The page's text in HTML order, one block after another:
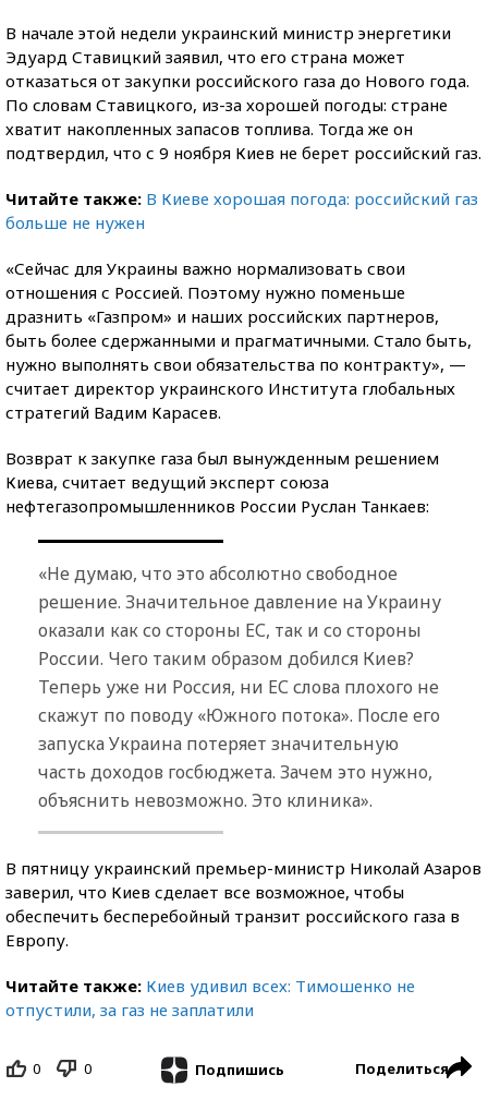
В начале этой недели украинский министр энергетики
Эдуард Ставицкий заявил, что его страна может
отказаться от закупки российского газа до Нового года.
По словам Ставицкого, из-за хорошей погоды: стране
хватит накопленных запасов топлива. Тогда же он
подтвердил, что с 9 ноября Киев не берет российский газ.
Читайте также: В Киеве хорошая погода: российский газ
больше не нужен
«Сейчас для Украины важно нормализовать свои
отношения с Россией. Поэтому нужно поменьше
дразнить «Газпром» и наших российских партнеров,
быть более сдержанными и прагматичными. Стало быть,
нужно выполнять свои обязательства по контракту», —
считает директор украинского Института глобальных
стратегий Вадим Карасев.
Возврат к закупке газа был вынужденным решением
Киева, считает ведущий эксперт союза
нефтегазопромышленников России Руслан Танкаев:
«Не думаю, что это абсолютно свободное
решение. Значительное давление на Украину
оказали как со стороны ЕС, так и со стороны
России. Чего таким образом добился Киев?
Теперь уже ни Россия, ни ЕС слова плохого не
скажут по поводу «Южного потока». После его
запуска Украина потеряет значительную
часть доходов госбюджета. Зачем это нужно,
объяснить невозможно. Это клиника».
В пятницу украинский премьер-министр Николай Азаров
заверил, что Киев сделает все возможное, чтобы
обеспечить бесперебойный транзит российского газа в
Европу.
Читайте также: Киев удивил всех: Тимошенко не
отпустили, за газ не заплатили
0 0 Подпишись Поделиться